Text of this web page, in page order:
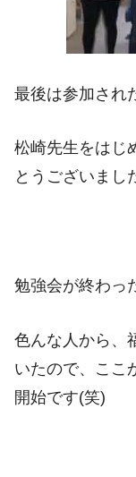
最後は参加され
松崎先生をはじ
とうございまし
勉強会が終わっ
色んな人から、
いたので、ここ
開始です(笑)